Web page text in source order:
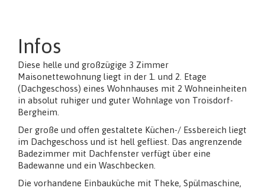
Infos
Diese helle und großzügige 3 Zimmer
Maisonettewohnung liegt in der 1. und 2. Etage
(Dachgeschoss) eines Wohnhauses mit 2 Wohneinheiten
in absolut ruhiger und guter Wohnlage von Troisdorf-
Bergheim.
Der große und offen gestaltete Küchen-/ Essbereich liegt
im Dachgeschoss und ist hell gefliest. Das angrenzende
Badezimmer mit Dachfenster verfügt über eine
Badewanne und ein Waschbecken.
Die vorhandene Einbauküche mit Theke, Spülmaschine,